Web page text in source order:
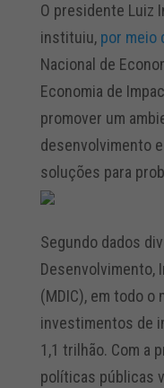
O presidente Luiz
instituiu, por meio
Nacional de
Economia de
promover um
desenvolvimento
soluções para
Segundo dados
Desenvolvimento,
(MDIC), em todo o
investimentos de
1,1 trilhão. Com a
políticas públicas